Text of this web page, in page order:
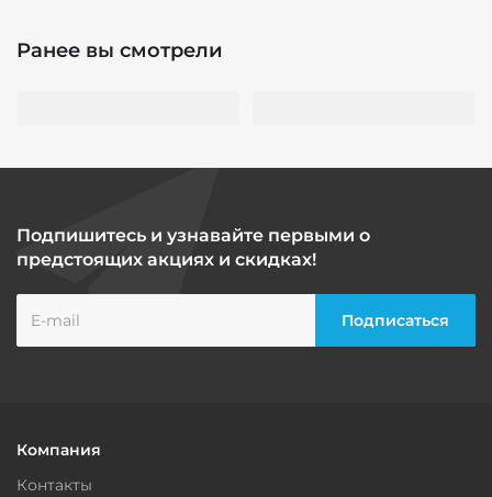
Ранее вы смотрели
Подпишитесь и узнавайте первыми о
предстоящих акциях и скидках!
Компания
Контакты